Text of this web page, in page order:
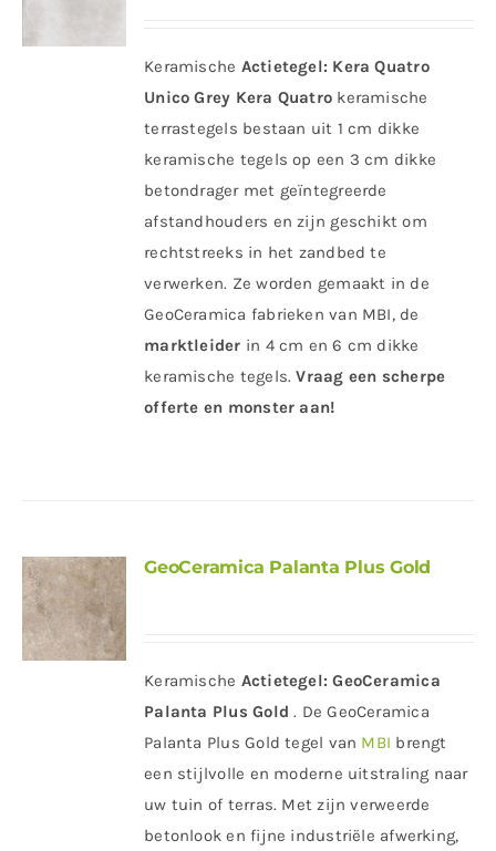
Keramische Actietegel: Kera Quatro
Unico Grey Kera Quatro keramische
terrastegels bestaan uit 1 cm dikke
keramische tegels op een 3 cm dikke
betondrager met geïntegreerde
afstandhouders en zijn geschikt om
rechtstreeks in het zandbed te
verwerken. Ze worden gemaakt in de
GeoCeramica fabrieken van MBI, de
marktleider in 4 cm en 6 cm dikke
keramische tegels.Vraag een scherpe
offerte en monster aan!
GeoCeramica Palanta Plus Gold
Keramische Actietegel: GeoCeramica
Palanta Plus Gold. De GeoCeramica
Palanta Plus Gold tegel van MBI brengt
een stijlvolle en moderne uitstraling naar
uw tuin of terras. Met zijn verweerde
betonlook en fijne industriële afwerking,